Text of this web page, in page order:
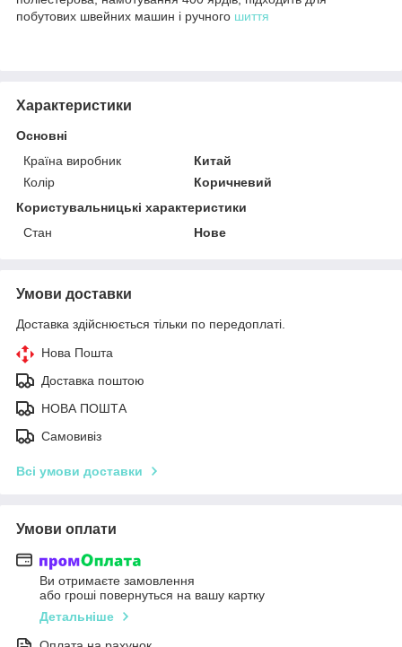
побутових швейних машин і ручного шиття
Характеристики
Основні
Країна виробник
Китай
Колір
Коричневий
Користувальницькі характеристики
Стан
Нове
Умови доставки
Доставка здійснюється тільки по передоплаті.
Нова Пошта
Доставка поштою
НОВА ПОШТА
Самовивіз
Всі умови доставки
Умови оплати
Ви отримаєте замовлення
або гроші повернуться на вашу картку
Детальніше